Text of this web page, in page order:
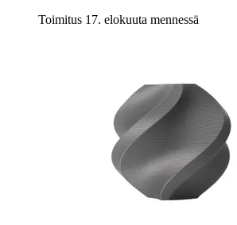
Toimitus 17. elokuuta mennessä